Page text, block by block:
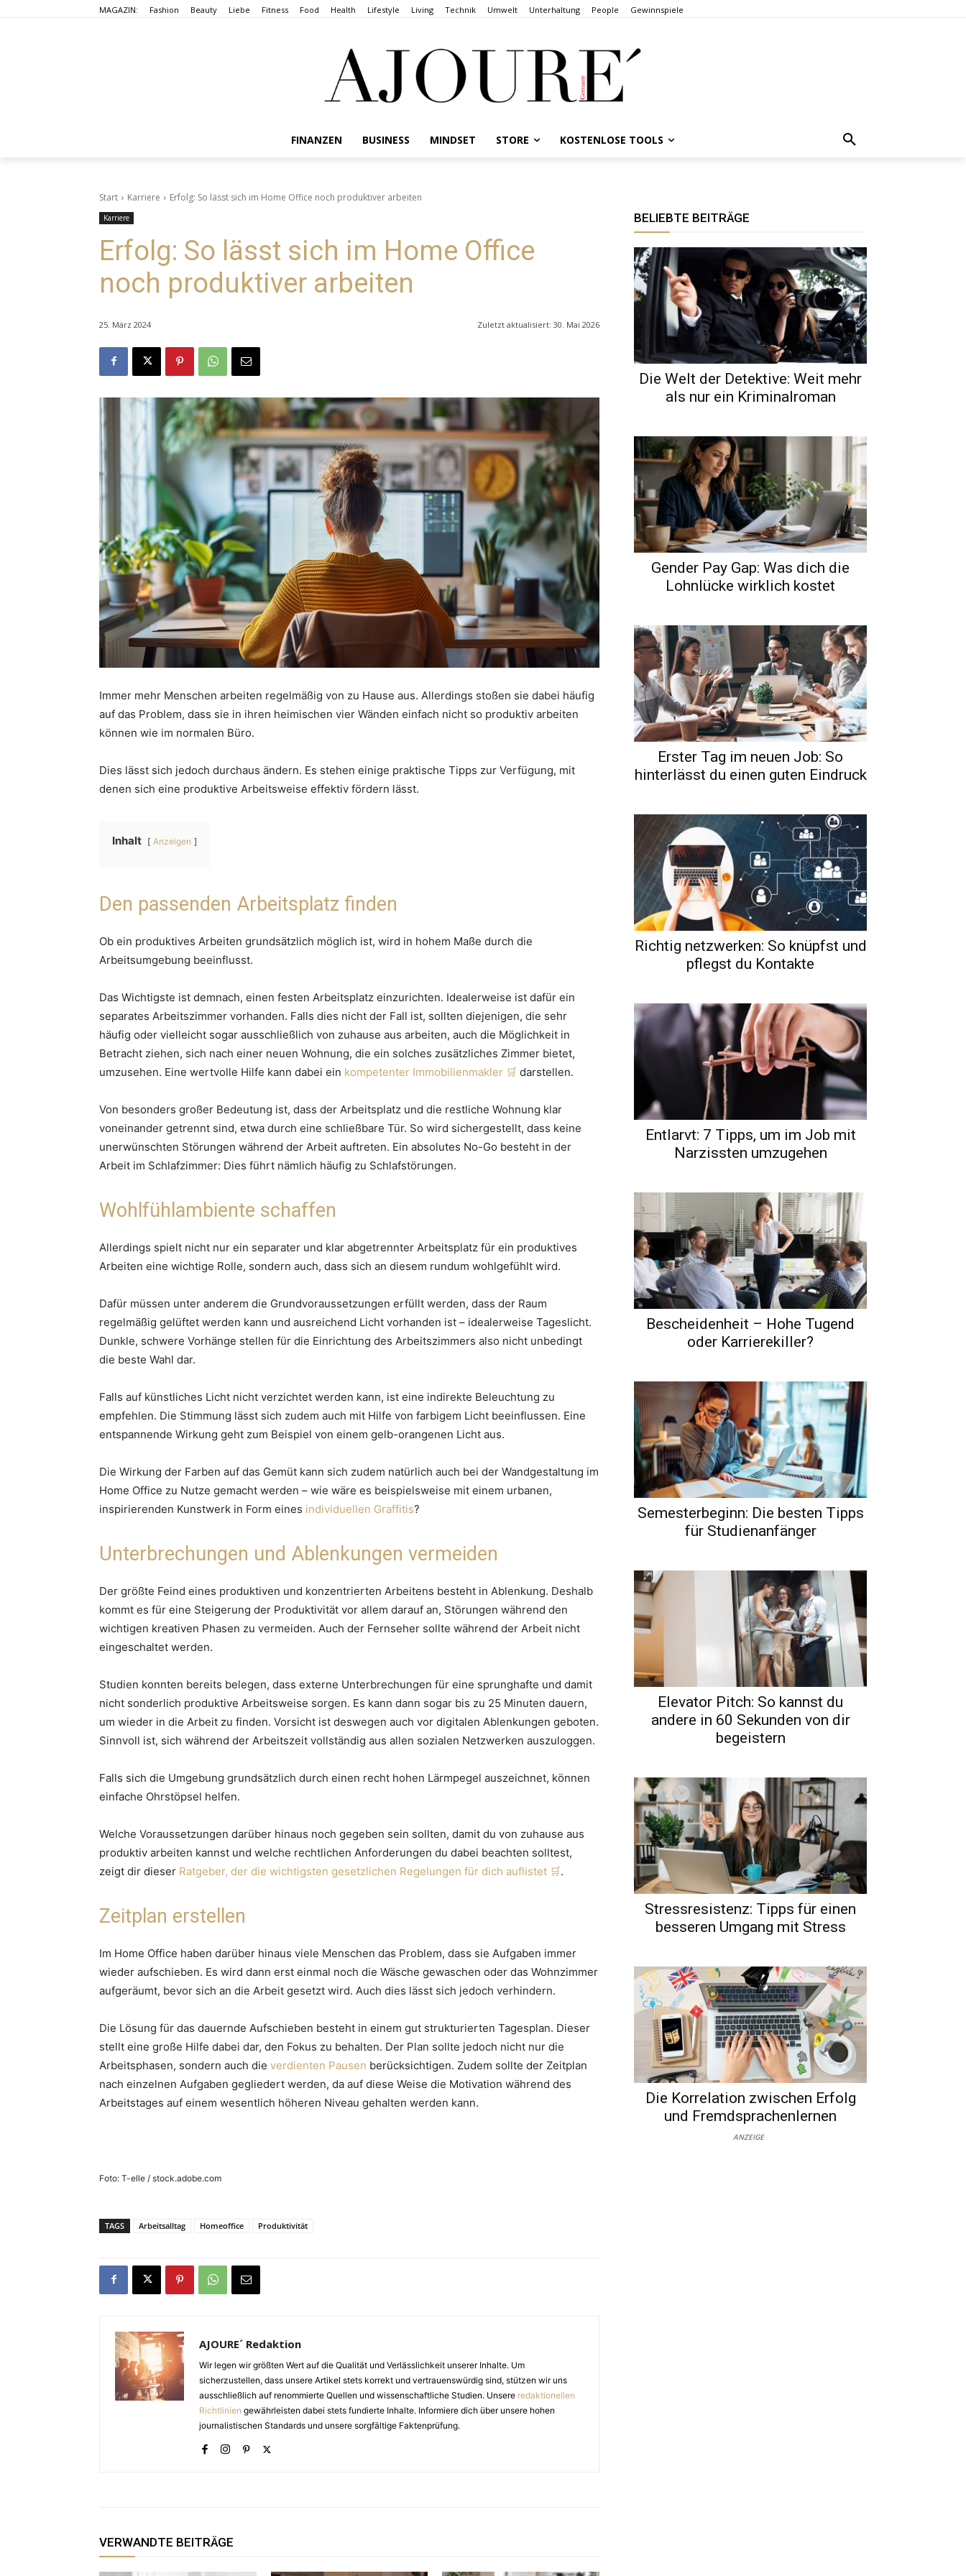
MAGAZIN: Fashion Beauty Liebe Fitness Food Health Lifestyle Living Technik Umwelt Unterhaltung People Gewinnspiele
FINANZEN BUSINESS MINDSET STORE KOSTENLOSE TOOLS
Start Karriere Erfolg: So lässt sich im Home Office noch produktiver arbeiten
Karriere
Erfolg: So lässt sich im Home Office
noch produktiver arbeiten
25. März 2024 Zuletzt aktualisiert: 30. Mai 2026
Immer mehr Menschen arbeiten regelmäßig von zu Hause aus. Allerdings stoßen sie dabei häufig
auf das Problem, dass sie in ihren heimischen vier Wänden einfach nicht so produktiv arbeiten
können wie im normalen Büro.
Dies lässt sich jedoch durchaus ändern. Es stehen einige praktische Tipps zur Verfügung, mit
denen sich eine produktive Arbeitsweise effektiv fördern lässt.
Inhalt Anzeigen
Den passenden Arbeitsplatz finden
Ob ein produktives Arbeiten grundsätzlich möglich ist, wird in hohem Maße durch die
Arbeitsumgebung beeinflusst.
Das Wichtigste ist demnach, einen festen Arbeitsplatz einzurichten. Idealerweise ist dafür ein
separates Arbeitszimmer vorhanden. Falls dies nicht der Fall ist, sollten diejenigen, die sehr
häufig oder vielleicht sogar ausschließlich von zuhause aus arbeiten, auch die Möglichkeit in
Betracht ziehen, sich nach einer neuen Wohnung, die ein solches zusätzliches Zimmer bietet,
umzusehen. Eine wertvolle Hilfe kann dabei ein kompetenter Immobilienmakler darstellen.
Von besonders großer Bedeutung ist, dass der Arbeitsplatz und die restliche Wohnung klar
voneinander getrennt sind, etwa durch eine schließbare Tür. So wird sichergestellt, dass keine
unerwünschten Störungen während der Arbeit auftreten. Ein absolutes No-Go besteht in der
Arbeit im Schlafzimmer: Dies führt nämlich häufig zu Schlafstörungen.
Wohlfühlambiente schaffen
Allerdings spielt nicht nur ein separater und klar abgetrennter Arbeitsplatz für ein produktives
Arbeiten eine wichtige Rolle, sondern auch, dass sich an diesem rundum wohlgefühlt wird.
Dafür müssen unter anderem die Grundvoraussetzungen erfüllt werden, dass der Raum
regelmäßig gelüftet werden kann und ausreichend Licht vorhanden ist – idealerweise Tageslicht.
Dunkle, schwere Vorhänge stellen für die Einrichtung des Arbeitszimmers also nicht unbedingt
die beste Wahl dar.
Falls auf künstliches Licht nicht verzichtet werden kann, ist eine indirekte Beleuchtung zu
empfehlen. Die Stimmung lässt sich zudem auch mit Hilfe von farbigem Licht beeinflussen. Eine
entspannende Wirkung geht zum Beispiel von einem gelb-orangenen Licht aus.
Die Wirkung der Farben auf das Gemüt kann sich zudem natürlich auch bei der Wandgestaltung im
Home Office zu Nutze gemacht werden – wie wäre es beispielsweise mit einem urbanen,
inspirierenden Kunstwerk in Form eines individuellen Graffitis?
Unterbrechungen und Ablenkungen vermeiden
Der größte Feind eines produktiven und konzentrierten Arbeitens besteht in Ablenkung. Deshalb
kommt es für eine Steigerung der Produktivität vor allem darauf an, Störungen während den
wichtigen kreativen Phasen zu vermeiden. Auch der Fernseher sollte während der Arbeit nicht
eingeschaltet werden.
Studien konnten bereits belegen, dass externe Unterbrechungen für eine sprunghafte und damit
nicht sonderlich produktive Arbeitsweise sorgen. Es kann dann sogar bis zu 25 Minuten dauern,
um wieder in die Arbeit zu finden. Vorsicht ist deswegen auch vor digitalen Ablenkungen geboten.
Sinnvoll ist, sich während der Arbeitszeit vollständig aus allen sozialen Netzwerken auszuloggen.
Falls sich die Umgebung grundsätzlich durch einen recht hohen Lärmpegel auszeichnet, können
einfache Ohrstöpsel helfen.
Welche Voraussetzungen darüber hinaus noch gegeben sein sollten, damit du von zuhause aus
produktiv arbeiten kannst und welche rechtlichen Anforderungen du dabei beachten solltest,
zeigt dir dieser Ratgeber, der die wichtigsten gesetzlichen Regelungen für dich auflistet .
Zeitplan erstellen
Im Home Office haben darüber hinaus viele Menschen das Problem, dass sie Aufgaben immer
wieder aufschieben. Es wird dann erst einmal noch die Wäsche gewaschen oder das Wohnzimmer
aufgeräumt, bevor sich an die Arbeit gesetzt wird. Auch dies lässt sich jedoch verhindern.
Die Lösung für das dauernde Aufschieben besteht in einem gut strukturierten Tagesplan. Dieser
stellt eine große Hilfe dabei dar, den Fokus zu behalten. Der Plan sollte jedoch nicht nur die
Arbeitsphasen, sondern auch die verdienten Pausen berücksichtigen. Zudem sollte der Zeitplan
nach einzelnen Aufgaben gegliedert werden, da auf diese Weise die Motivation während des
Arbeitstages auf einem wesentlich höheren Niveau gehalten werden kann.
Foto: T-elle / stock.adobe.com
TAGS Arbeitsalltag Homeoffice Produktivität
AJOURE´ Redaktion
Wir legen wir größten Wert auf die Qualität und Verlässlichkeit unserer Inhalte. Um
sicherzustellen, dass unsere Artikel stets korrekt und vertrauenswürdig sind, stützen wir uns
ausschließlich auf renommierte Quellen und wissenschaftliche Studien. Unsere redaktionellen
Richtlinien gewährleisten dabei stets fundierte Inhalte. Informiere dich über unsere hohen
journalistischen Standards und unsere sorgfältige Faktenprüfung.
VERWANDTE BEITRÄGE
BELIEBTE BEITRÄGE
Die Welt der Detektive: Weit mehr
als nur ein Kriminalroman
Gender Pay Gap: Was dich die
Lohnlücke wirklich kostet
Erster Tag im neuen Job: So
hinterlässt du einen guten Eindruck
Richtig netzwerken: So knüpfst und
pflegst du Kontakte
Entlarvt: 7 Tipps, um im Job mit
Narzissten umzugehen
Bescheidenheit – Hohe Tugend
oder Karrierekiller?
Semesterbeginn: Die besten Tipps
für Studienanfänger
Elevator Pitch: So kannst du
andere in 60 Sekunden von dir
begeistern
Stressresistenz: Tipps für einen
besseren Umgang mit Stress
Die Korrelation zwischen Erfolg
und Fremdsprachenlernen
ANZEIGE